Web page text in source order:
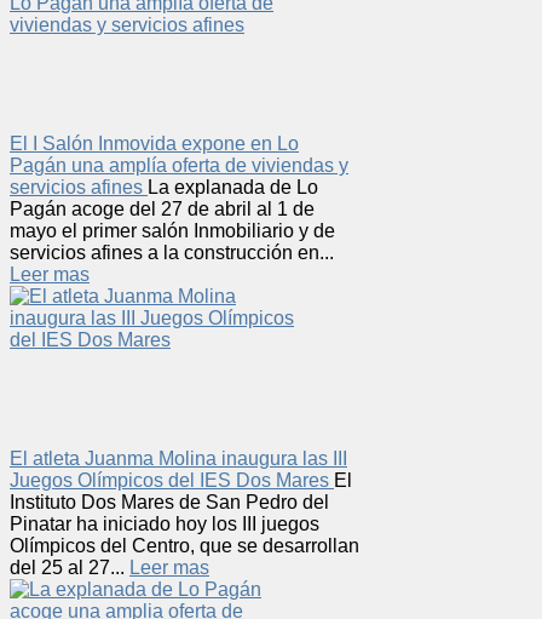
El I Salón Inmovida expone en Lo
Pagán una amplía oferta de viviendas y
servicios afines La explanada de Lo
Pagán acoge del 27 de abril al 1 de
mayo el primer salón Inmobiliario y de
servicios afines a la construcción en...
Leer mas
El atleta Juanma Molina inaugura las III
Juegos Olímpicos del IES Dos Mares El
Instituto Dos Mares de San Pedro del
Pinatar ha iniciado hoy los III juegos
Olímpicos del Centro, que se desarrollan
del 25 al 27... Leer mas